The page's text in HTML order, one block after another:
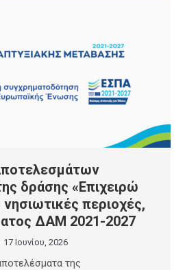
δράσης «Επιχειρώ
νησιωτικές περιοχές,
ΔΑΜ 2021-2027
17 Ιουνίου, 2026
της